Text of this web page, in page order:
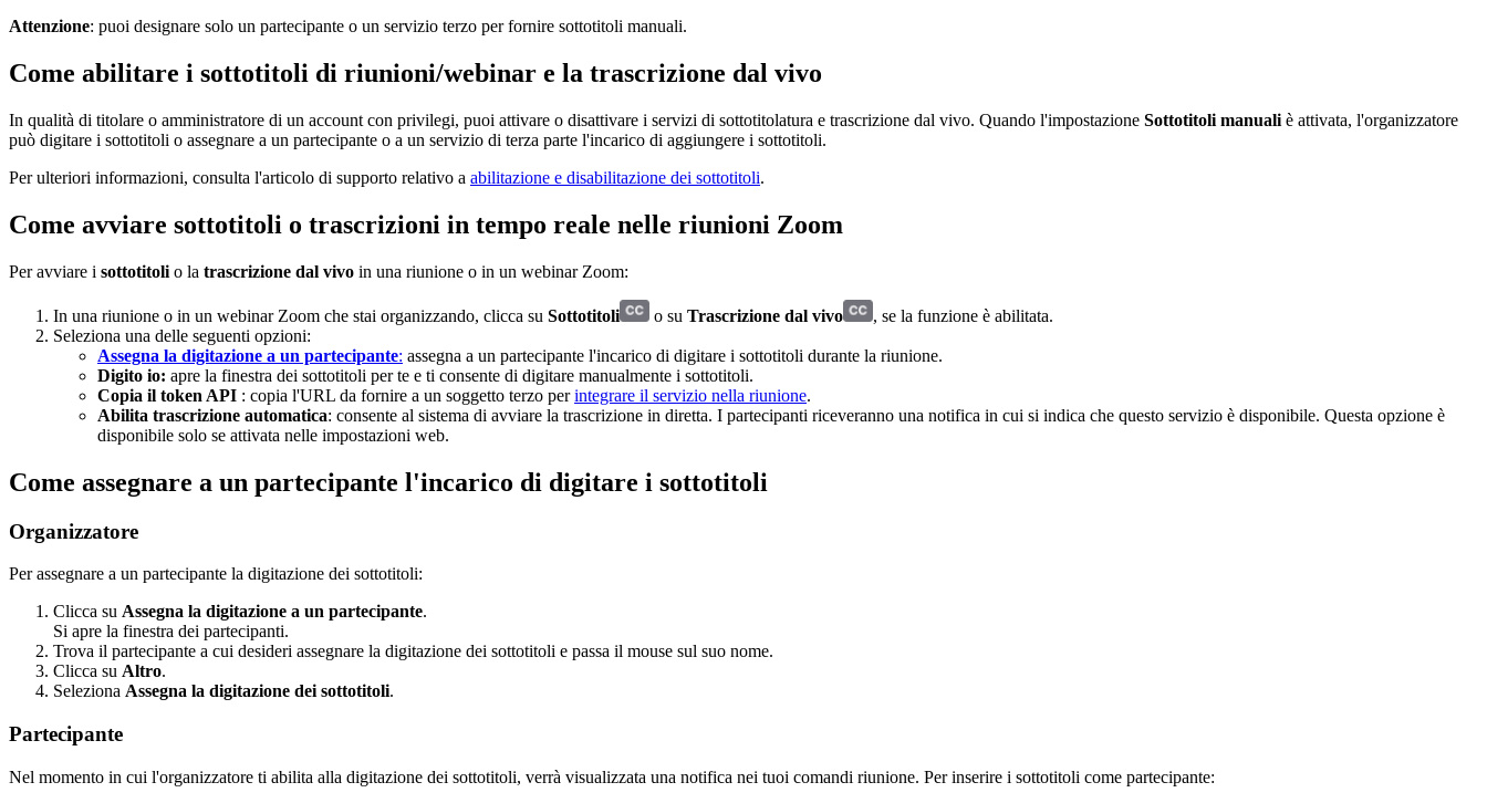
Attenzione: puoi designare solo un partecipante o un servizio terzo per fornire sottotitoli manuali.
Come abilitare i sottotitoli di riunioni/webinar e la trascrizione dal vivo
In qualità di titolare o amministratore di un account con privilegi, puoi attivare o disattivare i servizi di sottotitolatura e trascrizione dal vivo. Quando l'impostazione Sottotitoli manuali è attivata, l'organizzatore
può digitare i sottotitoli o assegnare a un partecipante o a un servizio di terza parte l'incarico di aggiungere i sottotitoli.
Per ulteriori informazioni, consulta l'articolo di supporto relativo a abilitazione e disabilitazione dei sottotitoli.
Come avviare sottotitoli o trascrizioni in tempo reale nelle riunioni Zoom
Per avviare i sottotitoli o la trascrizione dal vivo in una riunione o in un webinar Zoom:
In una riunione o in un webinar Zoom che stai organizzando, clicca su Sottotitoli o su Trascrizione dal vivo
, se la funzione è abilitata.
Seleziona una delle seguenti opzioni:
Assegna la digitazione a un partecipante: assegna a un partecipante l'incarico di digitare i sottotitoli durante la riunione.
Digito io: apre la finestra dei sottotitoli per te e ti consente di digitare manualmente i sottotitoli.
Copia il token API : copia l'URL da fornire a un soggetto terzo perintegrare il servizio nella riunione.
Abilita trascrizione automatica: consente al sistema di avviare la trascrizione in diretta. I partecipanti riceveranno una notifica in cui si indica che questo servizio è disponibile. Questa opzione è
disponibile solo se attivata nelle impostazioni web.
Come assegnare a un partecipante l'incarico di digitare i sottotitoli
Organizzatore
Per assegnare a un partecipante la digitazione dei sottotitoli:
Clicca su Assegna la digitazione a un partecipante.
Si apre la finestra dei partecipanti.
Trova il partecipante a cui desideri assegnare la digitazione dei sottotitoli e passa il mouse sul suo nome.
Clicca su Altro.
Seleziona Assegna la digitazione dei sottotitoli.
Partecipante
Nel momento in cui l'organizzatore ti abilita alla digitazione dei sottotitoli, verrà visualizzata una notifica nei tuoi comandi riunione. Per inserire i sottotitoli come partecipante: